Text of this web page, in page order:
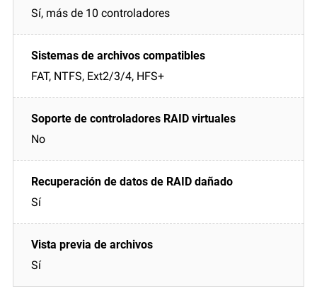
Sí, más de 10 controladores
FAT, NTFS, Ext2/3/4, HFS+
No
Sí
Sí